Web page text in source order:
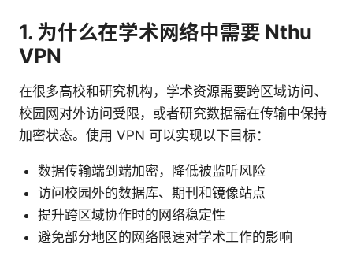
1. 为什么在学术网络中需要 Nthu
VPN
在很多高校和研究机构，学术资源需要跨区域访问、
校园网对外访问受限，或者研究数据需在传输中保持
加密状态。使用 VPN 可以实现以下目标：
数据传输端到端加密，降低被监听风险
访问校园外的数据库、期刊和镜像站点
提升跨区域协作时的网络稳定性
避免部分地区的网络限速对学术工作的影响